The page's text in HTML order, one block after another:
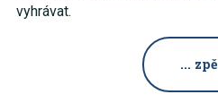
vyhrávat.
...